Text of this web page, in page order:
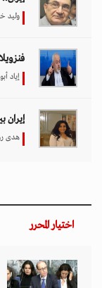
وليد
إياد
إيران
هدى
اختيار المحرر